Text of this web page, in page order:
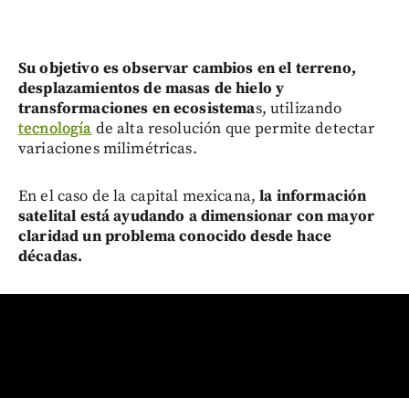
Su objetivo es observar cambios en el terreno,
desplazamientos de masas de hielo y
transformaciones en ecosistemas, utilizando
tecnología de alta resolución que permite detectar
variaciones milimétricas.
En el caso de la capital mexicana,la información
satelital está ayudando a dimensionar con mayor
claridad un problema conocido desde hace
décadas.